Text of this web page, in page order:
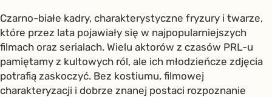
Czarno-białe kadry, charakterystyczne fryzury i twarze,
które przez lata pojawiały się w najpopularniejszych
filmach oraz serialach. Wielu aktorów z czasów PRL-u
pamiętamy z kultowych ról, ale ich młodzieńcze zdjęcia
potrafią zaskoczyć. Bez kostiumu, filmowej
charakteryzacji i dobrze znanej postaci rozpoznanie